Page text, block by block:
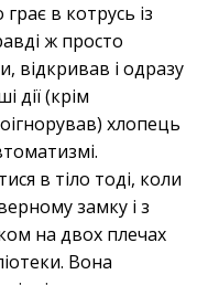
в котрусь із
ж просто
відкривав і одразу
дії (крім
хлопець
в тіло тоді, коли
замку і з
на двох плечах
Вона